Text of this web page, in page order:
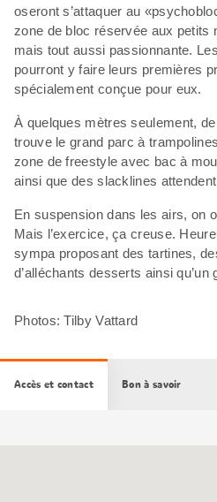
oseront s’attaquer au
zone de bloc réservée aux petits
mais tout aussi passionnante.
pourront y faire leurs premières
spécialement conçue pour eux.
À quelques mètres seulement,
trouve le grand parc à
zone de freestyle avec bac à
ainsi que des slacklines
En suspension dans les airs, on
Mais l’exercice, ça creuse.
sympa proposant des tartines,
d’alléchants desserts ainsi
Photos: Tilby Vattard
Accès et contact Bon à savoir